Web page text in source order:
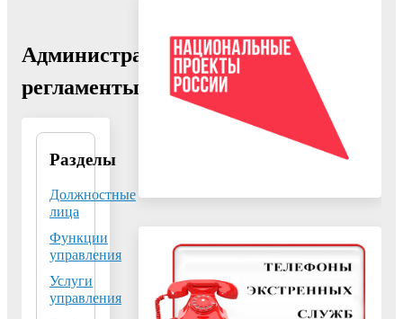
Административные
регламенты
Разделы
Должностные
лица
Функции
управления
Услуги
управления
городского округа
Московской
140200, Московская